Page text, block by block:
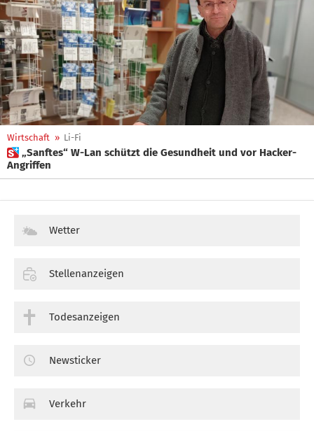
Wirtschaft » Li-Fi
 „Sanftes“ W-Lan schützt die Gesundheit und vor Hacker-
Angriffen
Wetter
Stellenanzeigen
Todesanzeigen
Newsticker
Verkehr